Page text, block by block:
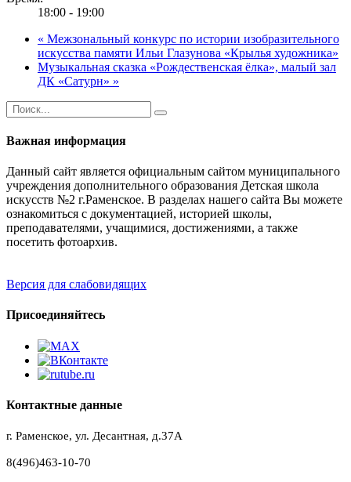
18:00 - 19:00
« Межзональный конкурс по истории изобразительного
искусства памяти Ильи Глазунова «Крылья художника»
Музыкальная сказка «Рождественская ёлка», малый зал
ДК «Сатурн» »
Важная информация
Данный сайт является официальным сайтом муниципального
учреждения дополнительного образования Детская школа
искусств №2 г.Раменское. В разделах нашего сайта Вы можете
ознакомиться с документацией, историей школы,
преподавателями, учащимися, достижениями, а также
посетить фотоархив.
Версия для слабовидящих
Присоединяйтесь
Контактные данные
г. Раменское, ул. Десантная, д.37A
8(496)463-10-70